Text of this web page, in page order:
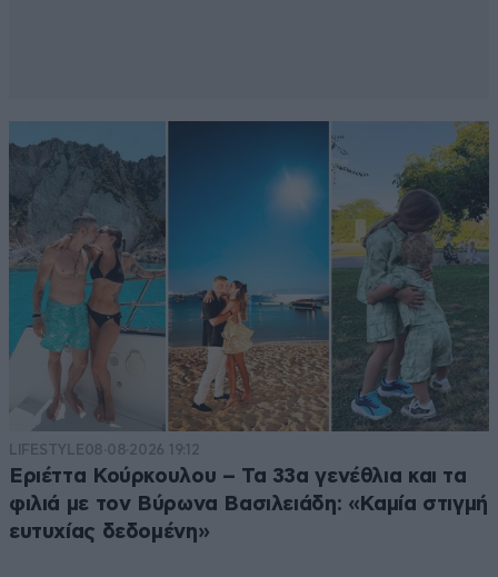
LIFESTYLE08·08·2026 19:12
Εριέττα Κούρκουλου – Τα 33α γενέθλια και τα
φιλιά με τον Βύρωνα Βασιλειάδη: «Καμία στιγμή
ευτυχίας δεδομένη»